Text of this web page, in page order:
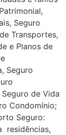
Seguro
Transportes,
e Planos de
Seguro
de Vida
Condomínio;
Seguro:
residências,